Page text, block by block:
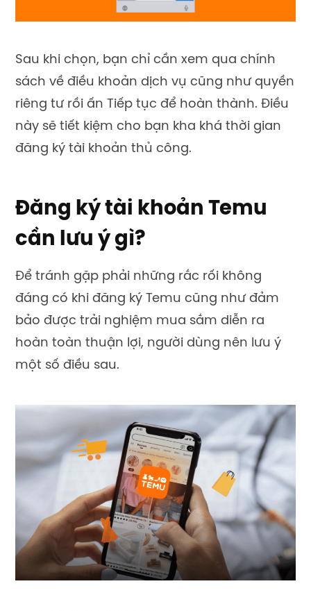
Sau khi chọn, bạn chỉ cần xem qua chính
sách về điều khoản dịch vụ cũng như quyền
riêng tư rồi ấn Tiếp tục để hoàn thành. Điều
này sẽ tiết kiệm cho bạn kha khá thời gian
đăng ký tài khoản thủ công.
Đăng ký tài khoản Temu
cần lưu ý gì?
Để tránh gặp phải những rắc rối không
đáng có khi đăng ký Temu cũng như đảm
bảo được trải nghiệm mua sắm diễn ra
hoàn toàn thuận lợi, người dùng nên lưu ý
một số điều sau.